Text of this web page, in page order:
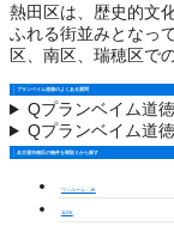
熱田区は、歴史的文
ふれる街並みとなっ
区、南区、瑞穂区で
プランベイム道徳のよくある質問
Qプランベイム道
Qプランベイム道
名古屋市南区の物件を間取りから探す
ワンルーム・1K
1LDK